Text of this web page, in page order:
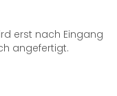
erst nach Eingang
angefertigt.